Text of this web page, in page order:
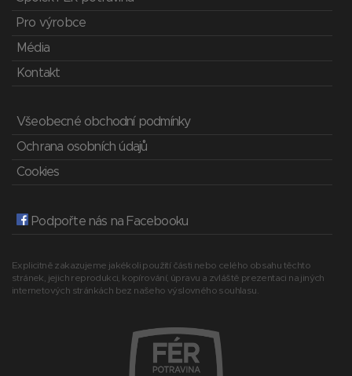
Pro výrobce
Média
Kontakt
Všeobecné obchodní podmínky
Ochrana osobních údajů
Cookies
Podpořte nás na Facebooku
Explicitně zakazujeme jakékoli použití části nebo celého obsahu těchto
stránek, jejich reprodukci, kopírování, úpravu a zvláště prezentaci na jiných
internetových stránkách bez našeho výslovného souhlasu.